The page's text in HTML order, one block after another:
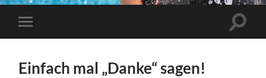
Fördervereins
Menü
Einfach mal „Danke“ sagen!